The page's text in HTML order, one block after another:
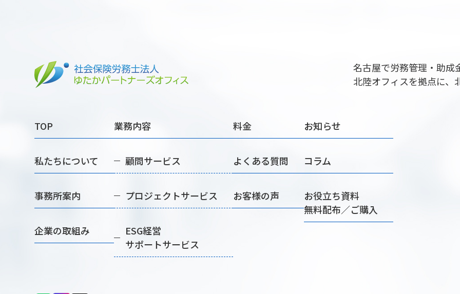
名古屋で労務管理・助成
北陸オフィスを拠点に、
TOP
私たちについて
事務所案内
企業の取組み
業務内容
顧問サービス
プロジェクトサービス
ESG経営
サポートサービス
料金
よくある質問
お客様の声
お知らせ
コラム
お役立ち資料
無料配布／ご購入